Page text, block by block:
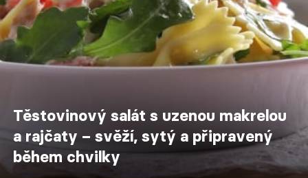
Těstovinový salát s uzenou makrelou
a rajčaty – svěží, sytý a připravený
během chvilky